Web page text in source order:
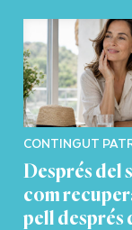
CONTINGUT
Després del
com
pell després